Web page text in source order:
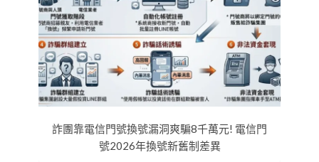
詐團靠電信門號換號漏洞爽騙8千萬元! 電信門
號2026年換號新舊制差異